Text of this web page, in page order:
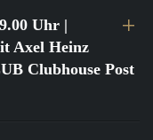
Uhr |
Axel Heinz
Clubhouse Post